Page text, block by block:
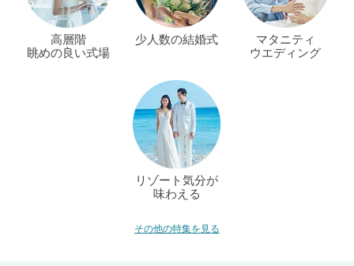
高層階
眺めの良い式場
少人数の結婚式
マタニティ
ウエディング
リゾート気分が
味わえる
その他の特集を見る